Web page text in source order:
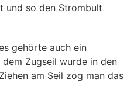
und so den Strombult
gehörte auch ein
Zugseil wurde in den
am Seil zog man das